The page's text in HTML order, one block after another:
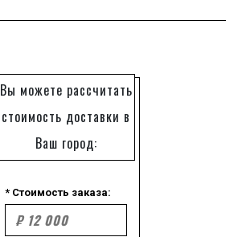
Вы можете рассчитать
стоимость доставки в
Ваш город:
* Стоимость заказа: